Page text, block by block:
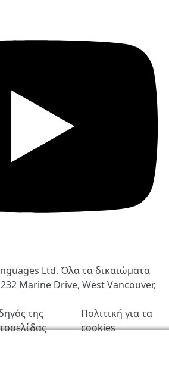
Ltd. Όλα τα δικαιώματα
Marine Drive, West Vancouver,
της
Πολιτική για τα
cookies